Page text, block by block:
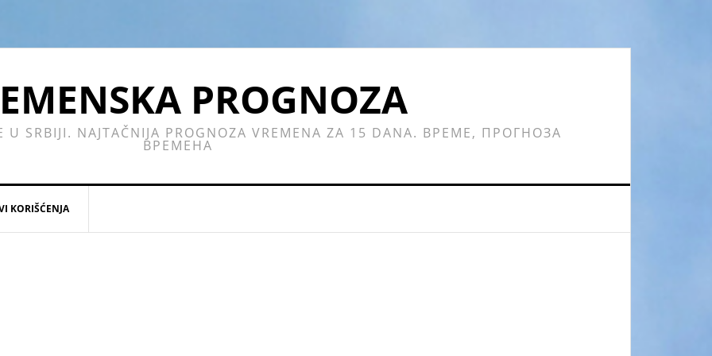
PROGNOZA
U SRBIJI. NAJTAČNIJA PROGNOZA VREMENA ZA 15 DANA. ВРЕМЕ, ПРОГНОЗА
ВРЕМЕНА
KORIŠĆENJA